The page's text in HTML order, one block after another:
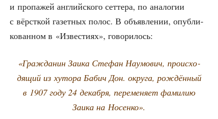
и про­па­жей англий­ско­го сет­те­ра, по ана­ло­гии
с вёрст­кой газет­ных полос. В объ­яв­ле­нии, опуб­ли­
ко­ван­ном в «Изве­сти­ях», говорилось:
«Граж­да­нин Заи­ка Сте­фан Нау­мо­вич, про­ис­хо­
дя­щий из хуто­ра Бабич Дон. окру­га, рож­дён­ный
в 1907 году 24 декаб­ря, пере­ме­ня­ет фами­лию
Заи­ка на Носенко».